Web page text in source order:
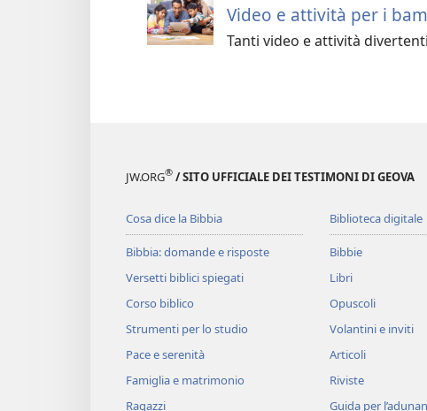
Video e attività per i
Tanti video e attività
JW.ORG® / SITO UFFICIALE DEI TESTIMONI DI GEOVA
Cosa dice la Bibbia
Bibbia: domande e risposte
Versetti biblici spiegati
Corso biblico
Strumenti per lo studio
Pace e serenità
Famiglia e matrimonio
Ragazzi
Biblioteca digitale
Bibbie
Libri
Opuscoli
Volantini e inviti
Articoli
Riviste
Guida per